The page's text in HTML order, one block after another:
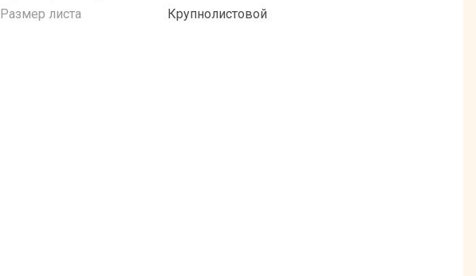
Размер листа
Крупнолистовой